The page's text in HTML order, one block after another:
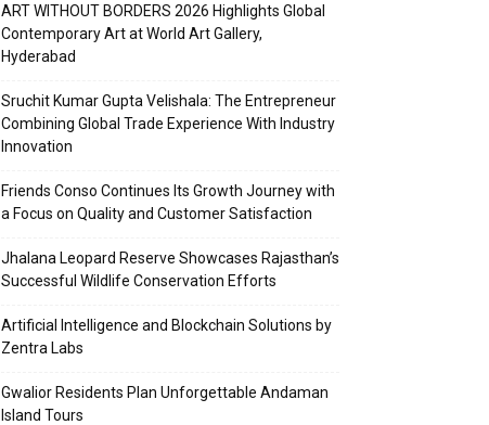
ART WITHOUT BORDERS 2026 Highlights Global
Contemporary Art at World Art Gallery,
Hyderabad
Sruchit Kumar Gupta Velishala: The Entrepreneur
Combining Global Trade Experience With Industry
Innovation
Friends Conso Continues Its Growth Journey with
a Focus on Quality and Customer Satisfaction
Jhalana Leopard Reserve Showcases Rajasthan’s
Successful Wildlife Conservation Efforts
Artificial Intelligence and Blockchain Solutions by
Zentra Labs
Gwalior Residents Plan Unforgettable Andaman
Island Tours